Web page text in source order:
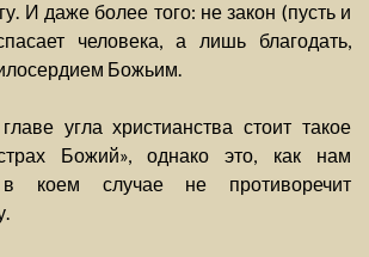
И даже более того: не закон (пусть и
человека, а лишь благодать,
Божьим.
угла христианства стоит такое
Божий», однако это, как нам
коем случае не противоречит